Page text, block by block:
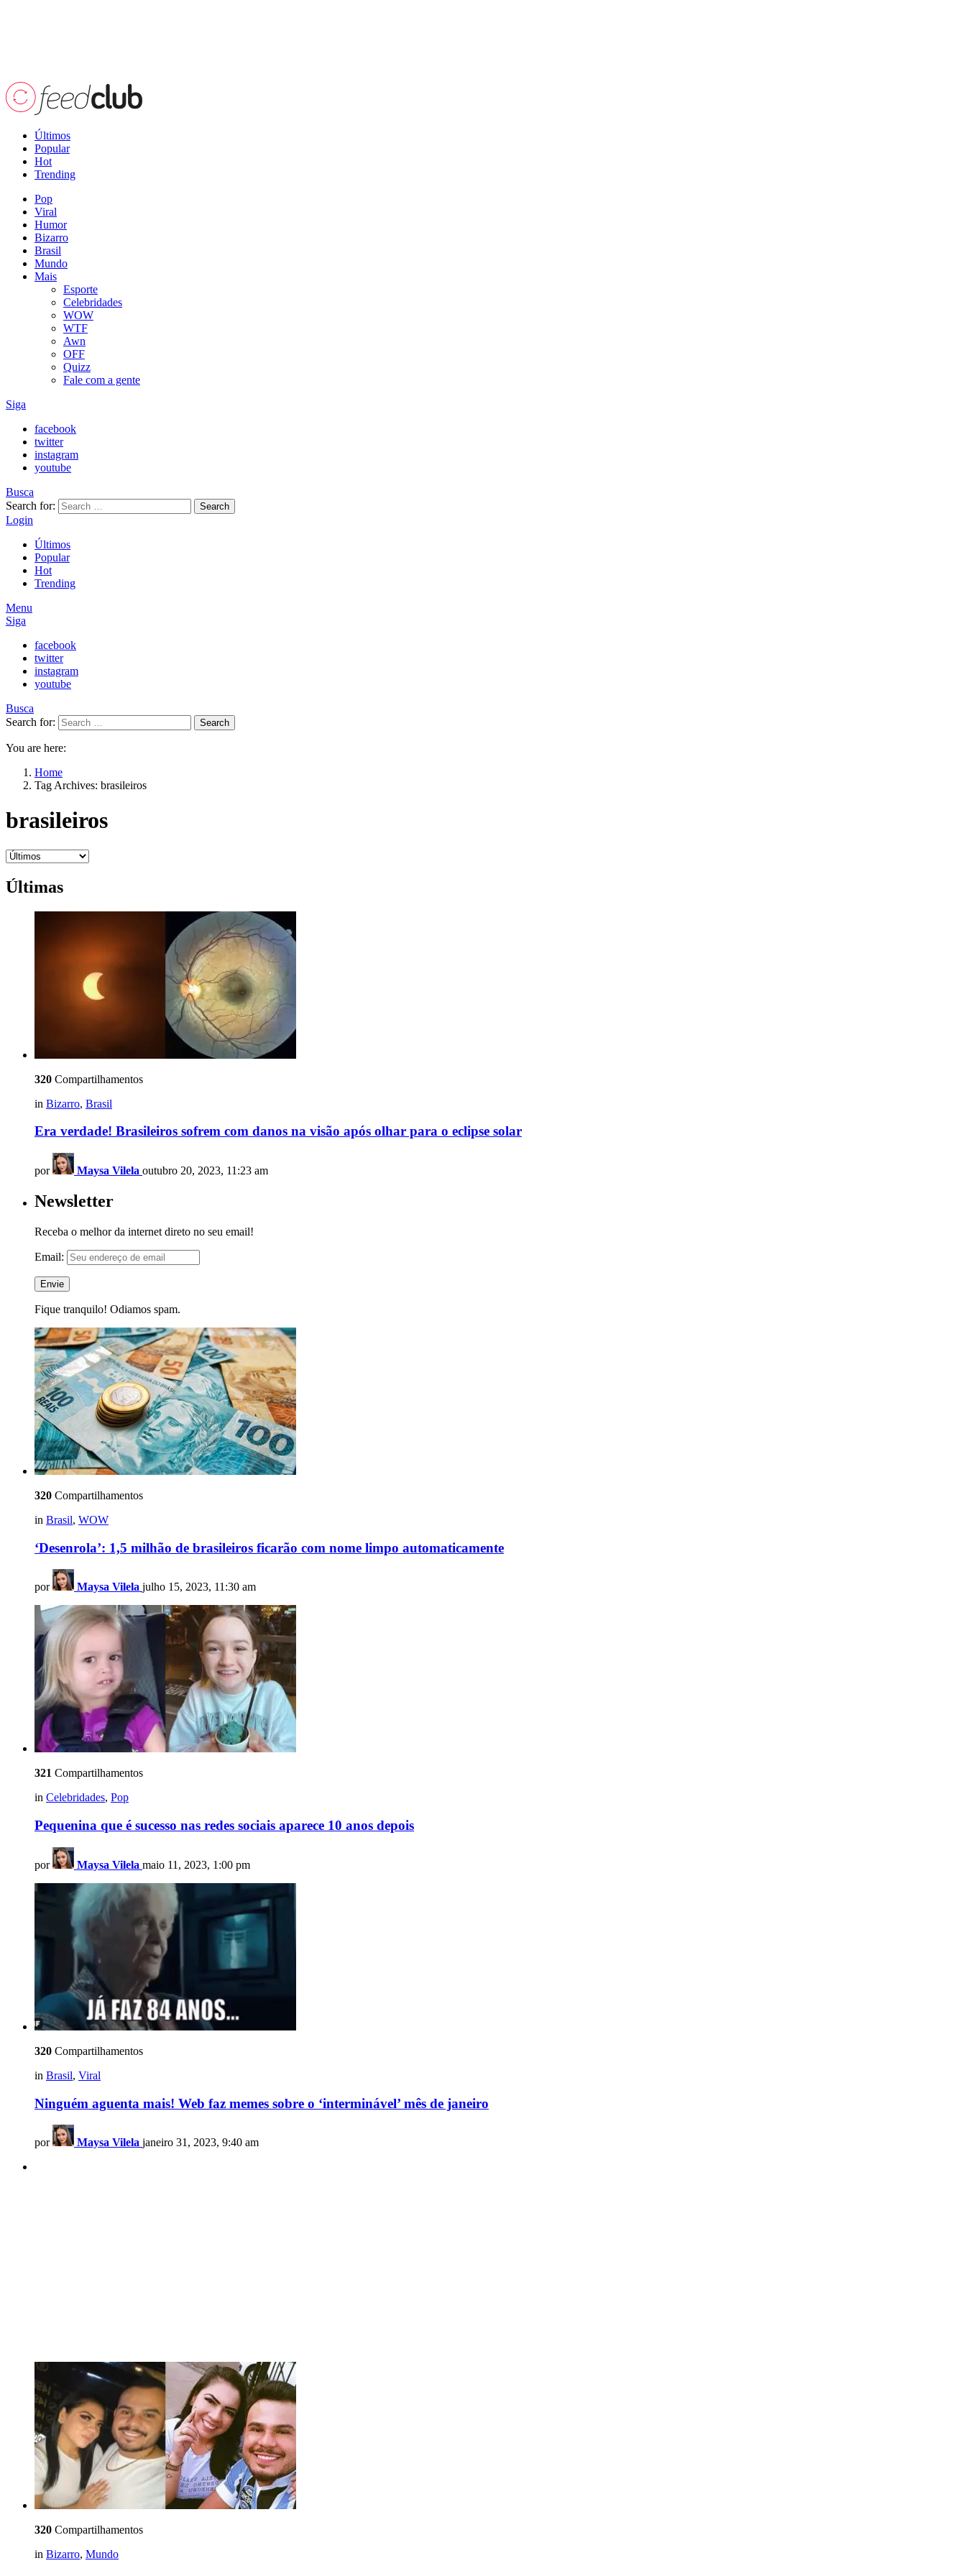
Últimos
Popular
Hot
Trending
Pop
Viral
Humor
Bizarro
Brasil
Mundo
Mais
Esporte
Celebridades
WOW
WTF
Awn
OFF
Quizz
Fale com a gente
Siga
facebook
twitter
instagram
youtube
Busca
Search for:
Search
Login
Últimos
Popular
Hot
Trending
Menu
Siga
facebook
twitter
instagram
youtube
Busca
Search for:
Search
You are here:
Home
Tag Archives: brasileiros
brasileiros
Últimas
320 Compartilhamentos
in Bizarro, Brasil
Era verdade! Brasileiros sofrem com danos na visão após olhar para o eclipse solar
por Maysa Vilela outubro 20, 2023, 11:23 am
Newsletter
Receba o melhor da internet direto no seu email!
Email:
Fique tranquilo! Odiamos spam.
320 Compartilhamentos
in Brasil, WOW
‘Desenrola’: 1,5 milhão de brasileiros ficarão com nome limpo automaticamente
por Maysa Vilela julho 15, 2023, 11:30 am
321 Compartilhamentos
in Celebridades, Pop
Pequenina que é sucesso nas redes sociais aparece 10 anos depois
por Maysa Vilela maio 11, 2023, 1:00 pm
320 Compartilhamentos
in Brasil, Viral
Ninguém aguenta mais! Web faz memes sobre o ‘interminável’ mês de janeiro
por Maysa Vilela janeiro 31, 2023, 9:40 am
320 Compartilhamentos
in Bizarro, Mundo